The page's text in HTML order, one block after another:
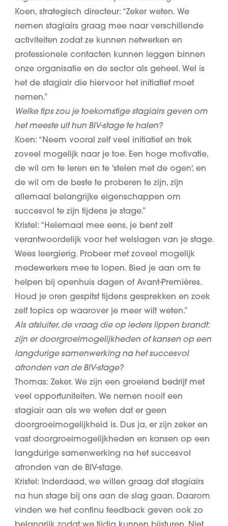
Koen, strategisch directeur: “Zeker weten. We
nemen stagiairs graag mee naar verschillende
activiteiten zodat ze kunnen netwerken en
professionele contacten kunnen leggen binnen
onze organisatie en de sector als geheel. Wel is
het de stagiair die hiervoor het initiatief moet
nemen.”
Welke tips zou je toekomstige stagiairs geven om
het meeste uit hun BIV-stage te halen?
Koen: “Neem vooral zelf veel initiatief en trek
zoveel mogelijk naar je toe. Een hoge motivatie,
de wil om te leren en te 'stelen met de ogen', en
de wil om de beste te proberen te zijn, zijn
allemaal belangrijke eigenschappen om
succesvol te zijn tijdens je stage.”
Kristel: “Helemaal mee eens, je bent zelf
verantwoordelijk voor het welslagen van je stage.
Wees leergierig. Probeer met zoveel mogelijk
medewerkers mee te lopen. Bied je aan om te
helpen bij openhuis dagen of Avant-Premières.
Houd je oren gespitst tijdens gesprekken en zoek
zelf topics op waarover je meer wilt weten.”
Als afsluiter, de vraag die op ieders lippen brandt:
zijn er doorgroeimogelijkheden of kansen op een
langdurige samenwerking na het succesvol
afronden van de BIV-stage?
Thomas: Zeker. We zijn een groeiend bedrijf met
veel opportuniteiten. We nemen nooit een
stagiair aan als we weten dat er geen
doorgroeimogelijkheid is. Dus ja, er zijn zeker en
vast doorgroeimogelijkheden en kansen op een
langdurige samenwerking na het succesvol
afronden van de BIV-stage.
Kristel: Inderdaad, we willen graag dat stagiairs
na hun stage bij ons aan de slag gaan. Daarom
vinden we het continu feedback geven ook zo